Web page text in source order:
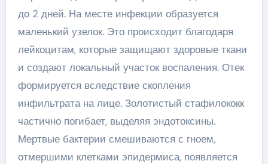
до 2 дней. На месте инфекции образуется
маленький узелок. Это происходит благодаря
лейкоцитам, которые защищают здоровые ткани
и создают локальный участок воспаления. Отек
формируется вследствие скопления
инфильтрата на лице. Золотистый стафилококк
частично погибает, выделяя эндотоксины.
Мертвые бактерии смешиваются с гноем,
отмершими клетками эпидермиса, появляется